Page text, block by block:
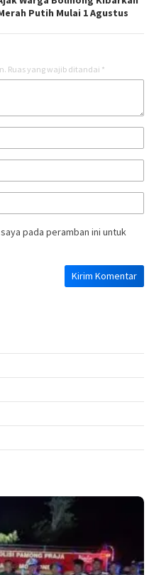
Putih Mulai 1 Agustus
Ruas yang wajib ditandai *
pada peramban ini untuk